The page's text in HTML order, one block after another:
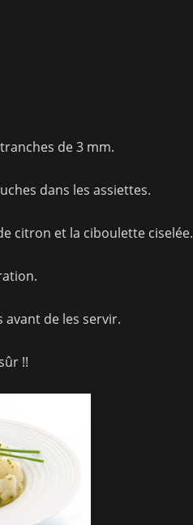
de 3 mm.
dans les assiettes.
citron et la ciboulette ciselée.
avant de les servir.
!!